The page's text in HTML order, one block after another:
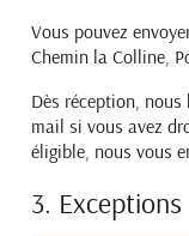
Vous pouvez
Chemin la Colline,
Dès réception,
mail si vous avez
éligible, nous vous
3. Exceptions